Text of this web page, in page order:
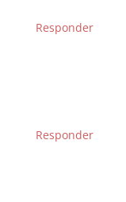
Responder
Responder